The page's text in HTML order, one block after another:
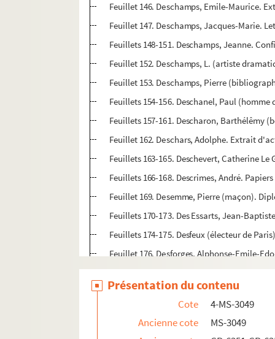
Feuillet 146. Deschamps, Emile-Maurice.
Feuillet 147. Deschamps, Jacques-Marie.
Feuillets 148-151. Deschamps, Jeanne.
Feuillet 152. Deschamps, L. (artiste
Feuillet 153. Deschamps, Pierre
Feuillets 154-156. Deschanel, Paul
Feuillets 157-161. Descharon, Barthélêmy
Feuillet 162. Deschars, Adolphe. Extrait
Feuillets 163-165. Deschevert, Catherine
Feuillets 166-168. Descrimes, André.
Feuillet 169. Desemme, Pierre (maçon).
Feuillets 170-173. Des Essarts, Jean-
Feuillets 174-175. Desfeux (électeur de
Feuillet 176. Desforges, Alphonse-Emile-
Feuillets 177-178. Desfougerets
Feuillet 179. Desgeans, Henri Eutrope.
Feuillets 180-182. Des Genettes, René-
Feuillets 183-184. Desgranges, Félix
Présentation du contenu
Cote
4-MS-3049
Ancienne cote
MS-3049